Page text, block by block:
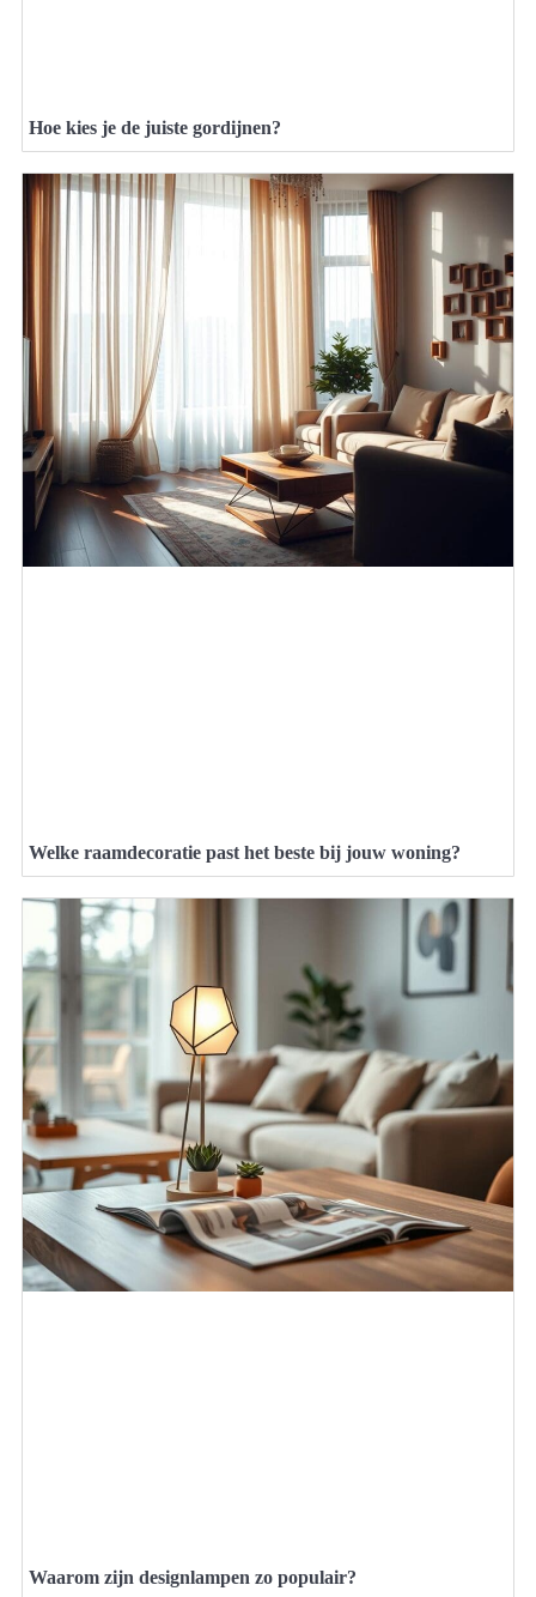
Hoe kies je de juiste gordijnen?
Welke raamdecoratie past het beste bij jouw woning?
Waarom zijn designlampen zo populair?